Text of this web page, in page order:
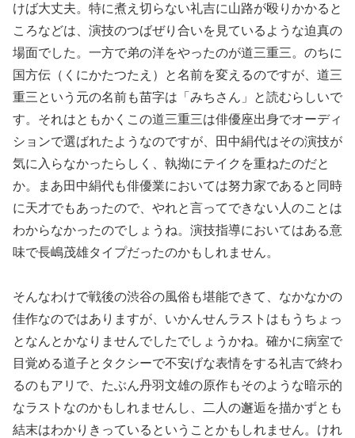
けば大丈夫。特に煮え切らない礼吉に山路が殴りかかると
ころなどは、演技のつばぜり合いを見ているような迫真の
場面でした。一方で弟の洋をやったのが道三重三。のちに
国方伝（くにかたつたえ）と名前を変えるのですが、道三
重三という元の名前も苗字は「みちさん」と読むらしいで
す。それはともかくこの道三重三は俳優座出身でオーディ
ションで選ばれたようなのですが、田中絹代はその演技が
気に入らなかったらしく、執拗にテイクを重ねたのだと
か。まあ田中絹代も俳優業においては努力家であると同時
に天才でもあったので、やれと言ってできない人のことは
わからなかったのでしょうね。演技指導においてはある意
味で長嶋茂雄タイプだったのかもしれません。
そんなわけで戦後の渋谷の風俗も堪能できて、なかなかの
佳作なのではありますが、いかんせんラストはもうちょっ
となんとかなりませんでしたでしょうかね。確かに病室で
目覚める道子とタクシーで不安げな表情をする礼吉で終わ
るのもアリで、たぶん丹羽文雄の原作もそのような暗示的
なラストなのかもしれませんし、二人の邂逅を描かずとも
結末はわかりきっているということかもしれません。けれ